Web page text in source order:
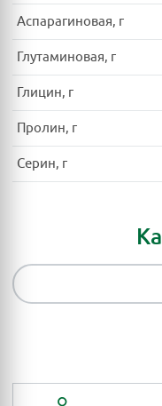
Аспарагиновая, г
Глутаминовая, г
Глицин, г
Пролин, г
Серин, г